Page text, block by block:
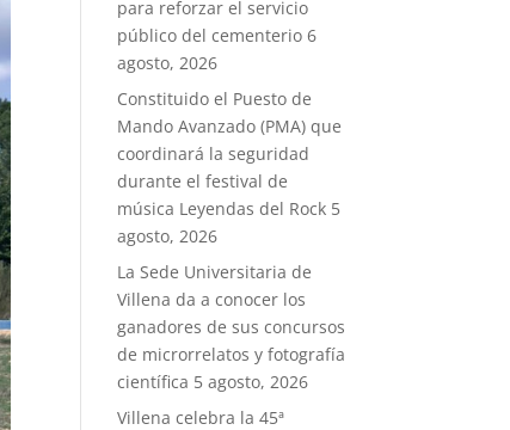
para reforzar el servicio
público del cementerio 6
agosto, 2026
Constituido el Puesto de
Mando Avanzado (PMA) que
coordinará la seguridad
durante el festival de
música Leyendas del Rock 5
agosto, 2026
La Sede Universitaria de
Villena da a conocer los
ganadores de sus concursos
de microrrelatos y fotografía
científica 5 agosto, 2026
Villena celebra la 45ª